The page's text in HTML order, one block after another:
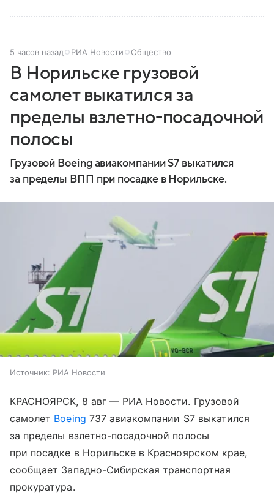
5 часов назад РИА Новости Общество
В Норильске грузовой
самолет выкатился за
пределы взлетно-посадочной
полосы
Грузовой Boeing авиакомпании S7 выкатился
за пределы ВПП при посадке в Норильске.
Источник: РИА Новости
КРАСНОЯРСК, 8 авг — РИА Новости. Грузовой
самолет Boeing 737 авиакомпании S7 выкатился
за пределы взлетно-посадочной полосы
при посадке в Норильске в Красноярском крае,
сообщает Западно-Сибирская транспортная
прокуратура.